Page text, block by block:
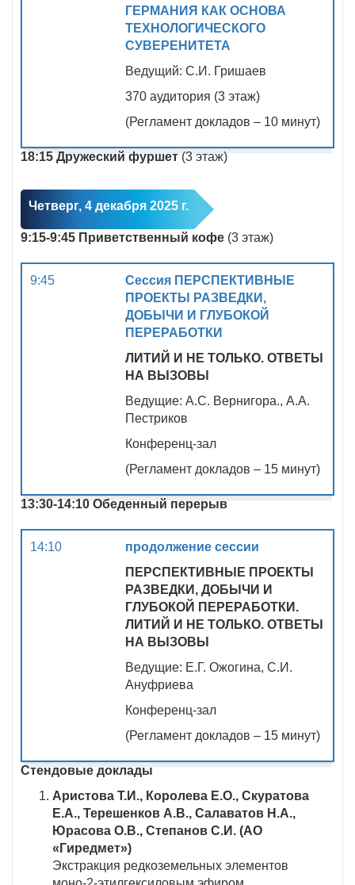
ГЕРМАНИЯ КАК ОСНОВА
ТЕХНОЛОГИЧЕСКОГО
СУВЕРЕНИТЕТА
Ведущий: С.И. Гришаев
370 аудитория (3 этаж)
(Регламент докладов – 10 минут)
18:15 Дружеский фуршет(3 этаж)
Четверг, 4 декабря 2025 г.
9:15-9:45 Приветственный кофе (3 этаж)
9:45 Сессия ПЕРСПЕКТИВНЫЕ
ПРОЕКТЫ РАЗВЕДКИ,
ДОБЫЧИ И ГЛУБОКОЙ
ПЕРЕРАБОТКИ
ЛИТИЙ И НЕ ТОЛЬКО. ОТВЕТЫ
НА ВЫЗОВЫ
Ведущие: А.С. Вернигора., А.А.
Пестриков
Конференц-зал
(Регламент докладов – 15 минут)
13:30-14:10 Обеденный перерыв
14:10
продолжение сессии
ПЕРСПЕКТИВНЫЕ ПРОЕКТЫ
РАЗВЕДКИ, ДОБЫЧИ И
ГЛУБОКОЙ ПЕРЕРАБОТКИ.
ЛИТИЙ И НЕ ТОЛЬКО. ОТВЕТЫ
НА ВЫЗОВЫ
Ведущие: Е.Г. Ожогина, С.И.
Ануфриева
Конференц-зал
(Регламент докладов – 15 минут)
Стендовые доклады
Аристова Т.И., Королева Е.О., Скуратова
Е.А., Терешенков А.В., Салаватов Н.А.,
Юрасова О.В., Степанов С.И. (АО
«Гиредмет»)
Экстракция редкоземельных элементов